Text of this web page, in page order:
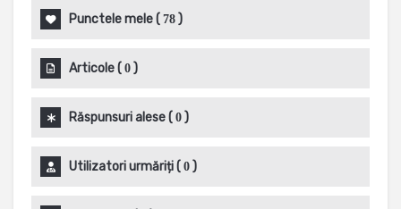
Punctele mele( 78 )
Articole( 0 )
Răspunsuri alese( 0 )
Utilizatori urmăriți( 0 )